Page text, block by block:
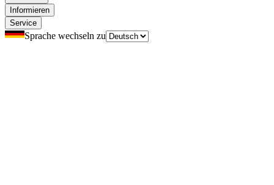
Informieren
Service
Sprache wechseln zu